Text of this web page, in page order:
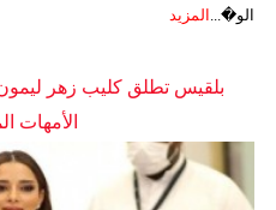
الو�... المزيد
بلقيس تطلق كليب زهر ليمون
الأمهات